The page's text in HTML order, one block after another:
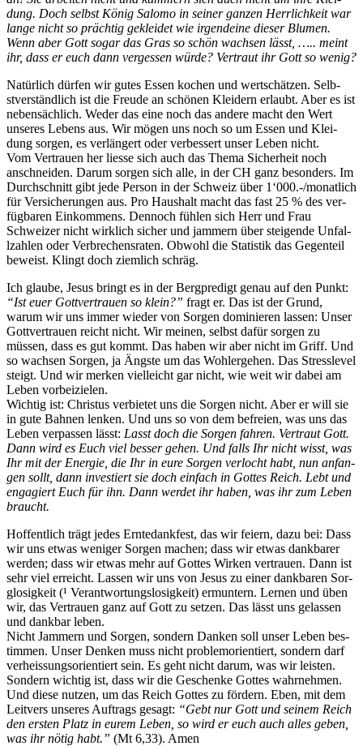
dung. Doch selb­st König Salo­mo in sein­er ganzen Her­rlichkeit war
lange nicht so prächtig gek­lei­det wie irgen­deine dieser Blu­men.
Wenn aber Gott sog­ar das Gras so schön wach­sen lässt, ….. meint
ihr, dass er euch dann vergessen würde? Ver­traut ihr Gott so wenig?
Natür­lich dür­fen wir gutes Essen kochen und wertschätzen. Selb­
stver­ständlich ist die Freude an schö­nen Klei­dern erlaubt. Aber es ist
neben­säch­lich. Wed­er das eine noch das andere macht den Wert
unseres Lebens aus. Wir mögen uns noch so um Essen und Klei­
dung sor­gen, es ver­längert oder verbessert unser Leben nicht.
Vom Ver­trauen her liesse sich auch das The­ma Sicher­heit noch
anschnei­den. Darum sor­gen sich alle, in der CH ganz beson­ders. Im
Durch­schnitt gibt jede Per­son in der Schweiz über 1‘000.-/monatlich
für Ver­sicherun­gen aus. Pro Haushalt macht das fast 25 % des ver­
füg­baren Einkom­mens. Den­noch fühlen sich Herr und Frau
Schweiz­er nicht wirk­lich sich­er und jam­mern über steigende Unfal­
lzahlen oder Ver­brechen­srat­en. Obwohl die Sta­tis­tik das Gegen­teil
beweist. Klingt doch ziem­lich schräg.
Ich glaube, Jesus bringt es in der Berg­predigt genau auf den Punkt:
“Ist euer Gottver­trauen so klein?” fragt er. Das ist der Grund,
warum wir uns immer wieder von Sor­gen dominieren lassen: Unser
Gottver­trauen reicht nicht. Wir meinen, selb­st dafür sor­gen zu
müssen, dass es gut kommt. Das haben wir aber nicht im Griff. Und
so wach­sen Sor­gen, ja Äng­ste um das Woh­lerge­hen. Das Stresslev­el
steigt. Und wir merken vielle­icht gar nicht, wie weit wir dabei am
Leben vor­beizie­len.
Wichtig ist: Chris­tus ver­bi­etet uns die Sor­gen nicht. Aber er will sie
in gute Bah­nen lenken. Und uns so von dem befreien, was uns das
Leben ver­passen lässt: Lasst doch die Sor­gen fahren. Ver­traut Gott.
Dann wird es Euch viel bess­er gehen. Und falls Ihr nicht wisst, was
Ihr mit der Energie, die Ihr in eure Sor­gen ver­locht habt, nun anfan­
gen sollt, dann investiert sie doch ein­fach in Gottes Reich. Lebt und
engagiert Euch für ihn. Dann werdet ihr haben, was ihr zum Leben
braucht.
Hof­fentlich trägt jedes Erntedank­fest, das wir feiern, dazu bei: Dass
wir uns etwas weniger Sor­gen machen; dass wir etwas dankbar­er
wer­den; dass wir etwas mehr auf Gottes Wirken ver­trauen. Dann ist
sehr viel erre­icht. Lassen wir uns von Jesus zu ein­er dankbaren Sor­
glosigkeit (¹ Ver­ant­wor­tungslosigkeit) ermuntern. Ler­nen und üben
wir, das Ver­trauen ganz auf Gott zu set­zen. Das lässt uns gelassen
und dankbar leben.
Nicht Jam­mern und Sor­gen, son­dern Danken soll unser Leben bes­
tim­men. Unser Denken muss nicht prob­le­mori­en­tiert, son­dern darf
ver­heis­sung­sori­en­tiert sein. Es geht nicht darum, was wir leis­ten.
Son­dern wichtig ist, dass wir die Geschenke Gottes wahrnehmen.
Und diese nutzen, um das Reich Gottes zu fördern. Eben, mit dem
Leitvers unseres Auf­trags gesagt: “Gebt nur Gott und seinem Reich
den ersten Platz in eurem Leben, so wird er euch auch alles geben,
was ihr nötig habt.” (Mt 6,33). Amen